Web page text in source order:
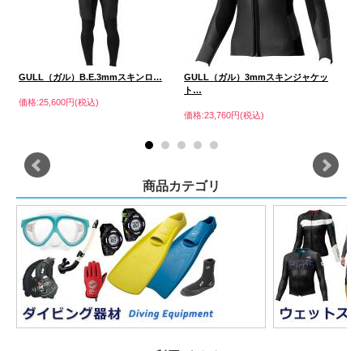
GULL（ガル）B.E.3mmスキンロ…
価格:25,600円(税込)
GULL（ガル）3mmスキンジャケッ
ト…
価格:23,760円(税込)
商品カテゴリ